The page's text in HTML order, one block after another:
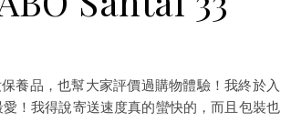
養品，也幫大家評價過購物體驗！我終於入
！我得說寄送速度真的蠻快的，而且包裝也